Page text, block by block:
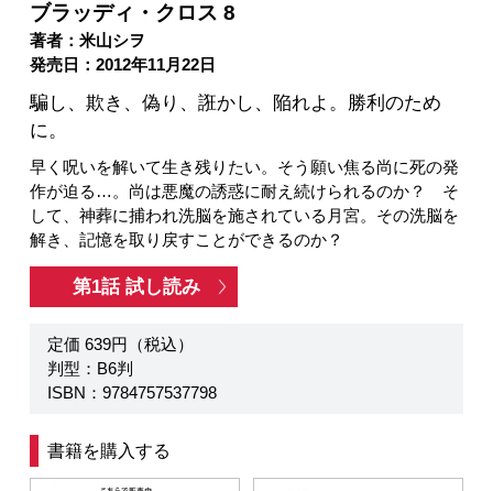
ブラッディ・クロス 8
著者：米山シヲ
発売日：2012年11月22日
騙し、欺き、偽り、誑かし、陥れよ。勝利のため
に。
早く呪いを解いて生き残りたい。そう願い焦る尚に死の発
作が迫る…。尚は悪魔の誘惑に耐え続けられるのか？ そ
して、神葬に捕われ洗脳を施されている月宮。その洗脳を
解き、記憶を取り戻すことができるのか？
第1話 試し読み
定価 639円（税込）
判型：B6判
ISBN：9784757537798
書籍を購入する